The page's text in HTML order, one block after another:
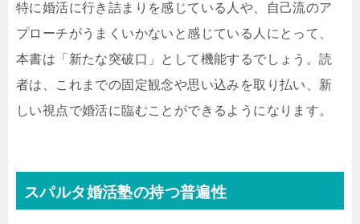
特に婚活に行き詰まりを感じている人や、自己流のア
プローチがうまくいかないと感じている人にとって、
本書は「新たな突破口」として機能するでしょう。読
者は、これまでの固定観念や思い込みを取り払い、新
しい視点で婚活に臨むことができるようになります。
スパルタ婚活塾の持つ普遍性